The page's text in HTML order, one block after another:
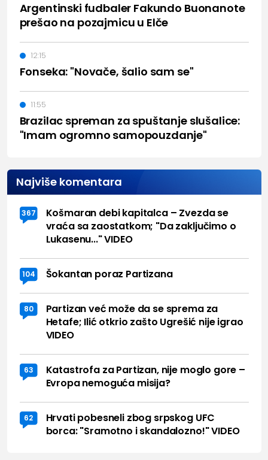
Argentinski fudbaler Fakundo Buonanote
prešao na pozajmicu u Elče
Fonseka: "Novače, šalio sam se"
12:15
Brazilac spreman za spuštanje slušalice:
"Imam ogromno samopouzdanje"
11:55
Najviše komentara
367
Košmaran debi kapitalca – Zvezda se
vraća sa zaostatkom; "Da zaključimo o
Lukasenu..." VIDEO
104 Šokantan poraz Partizana
80
Partizan već može da se sprema za
Hetafe; Ilić otkrio zašto Ugrešić nije igrao
VIDEO
63
Katastrofa za Partizan, nije moglo gore –
Evropa nemoguća misija?
62
Hrvati pobesneli zbog srpskog UFC
borca: "Sramotno i skandalozno!" VIDEO